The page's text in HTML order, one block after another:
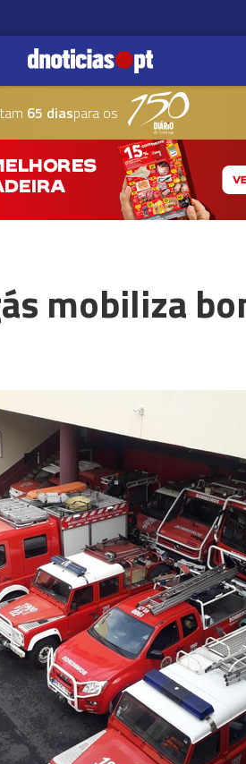
65 diaspara os
mobiliza